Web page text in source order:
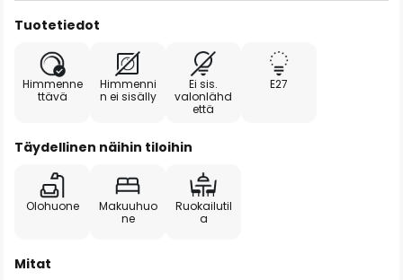
Tuotetiedot
Himmenne
ttävä
Himmenni
n ei sisälly
Ei sis.
valonlähd
että
E27
Täydellinen näihin tiloihin
Olohuone
Makuuhuo
ne
Ruokailutil
a
Mitat